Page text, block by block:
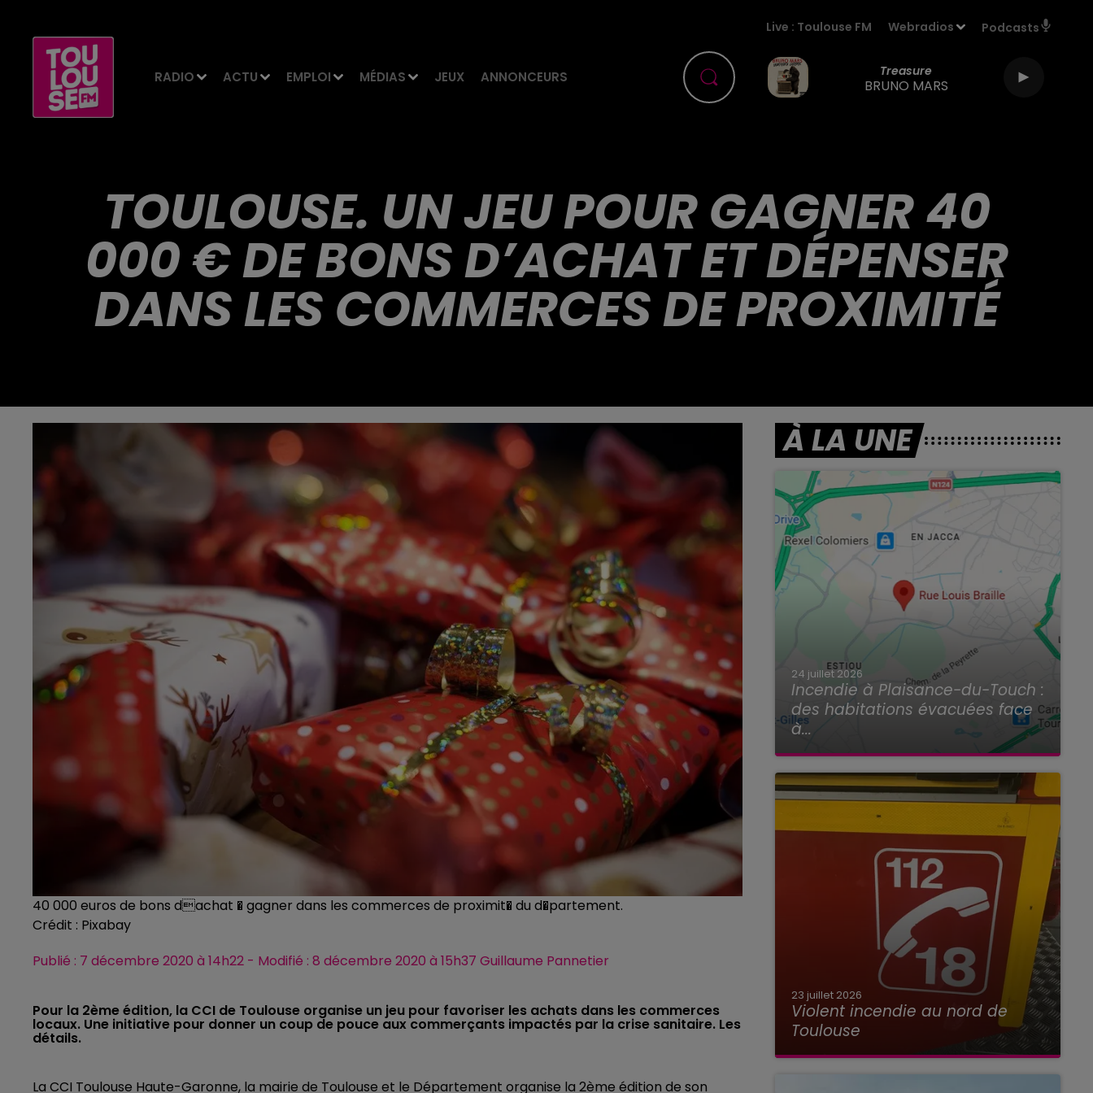
RADIO ACTU EMPLOI MÉDIAS JEUX ANNONCEURS
Live : Toulouse FM Webradios Podcasts
Treasure
BRUNO MARS
TOULOUSE. UN JEU POUR GAGNER 40
000 € DE BONS D’ACHAT ET DÉPENSER
DANS LES COMMERCES DE PROXIMITÉ
40 000 euros de bons dachat � gagner dans les commerces de proximit� du d�partement.
Crédit : Pixabay
Publié : 7 décembre 2020 à 14h22 - Modifié : 8 décembre 2020 à 15h37 Guillaume Pannetier
Pour la 2ème édition, la CCI de Toulouse organise un jeu pour favoriser les achats dans les commerces
locaux. Une initiative pour donner un coup de pouce aux commerçants impactés par la crise sanitaire. Les
détails.
La CCI Toulouse Haute-Garonne, la mairie de Toulouse et le Département organise la 2ème édition de son
À LA UNE
24 juillet 2026
Incendie à Plaisance-du-Touch :
des habitations évacuées face
à...
23 juillet 2026
Violent incendie au nord de
Toulouse